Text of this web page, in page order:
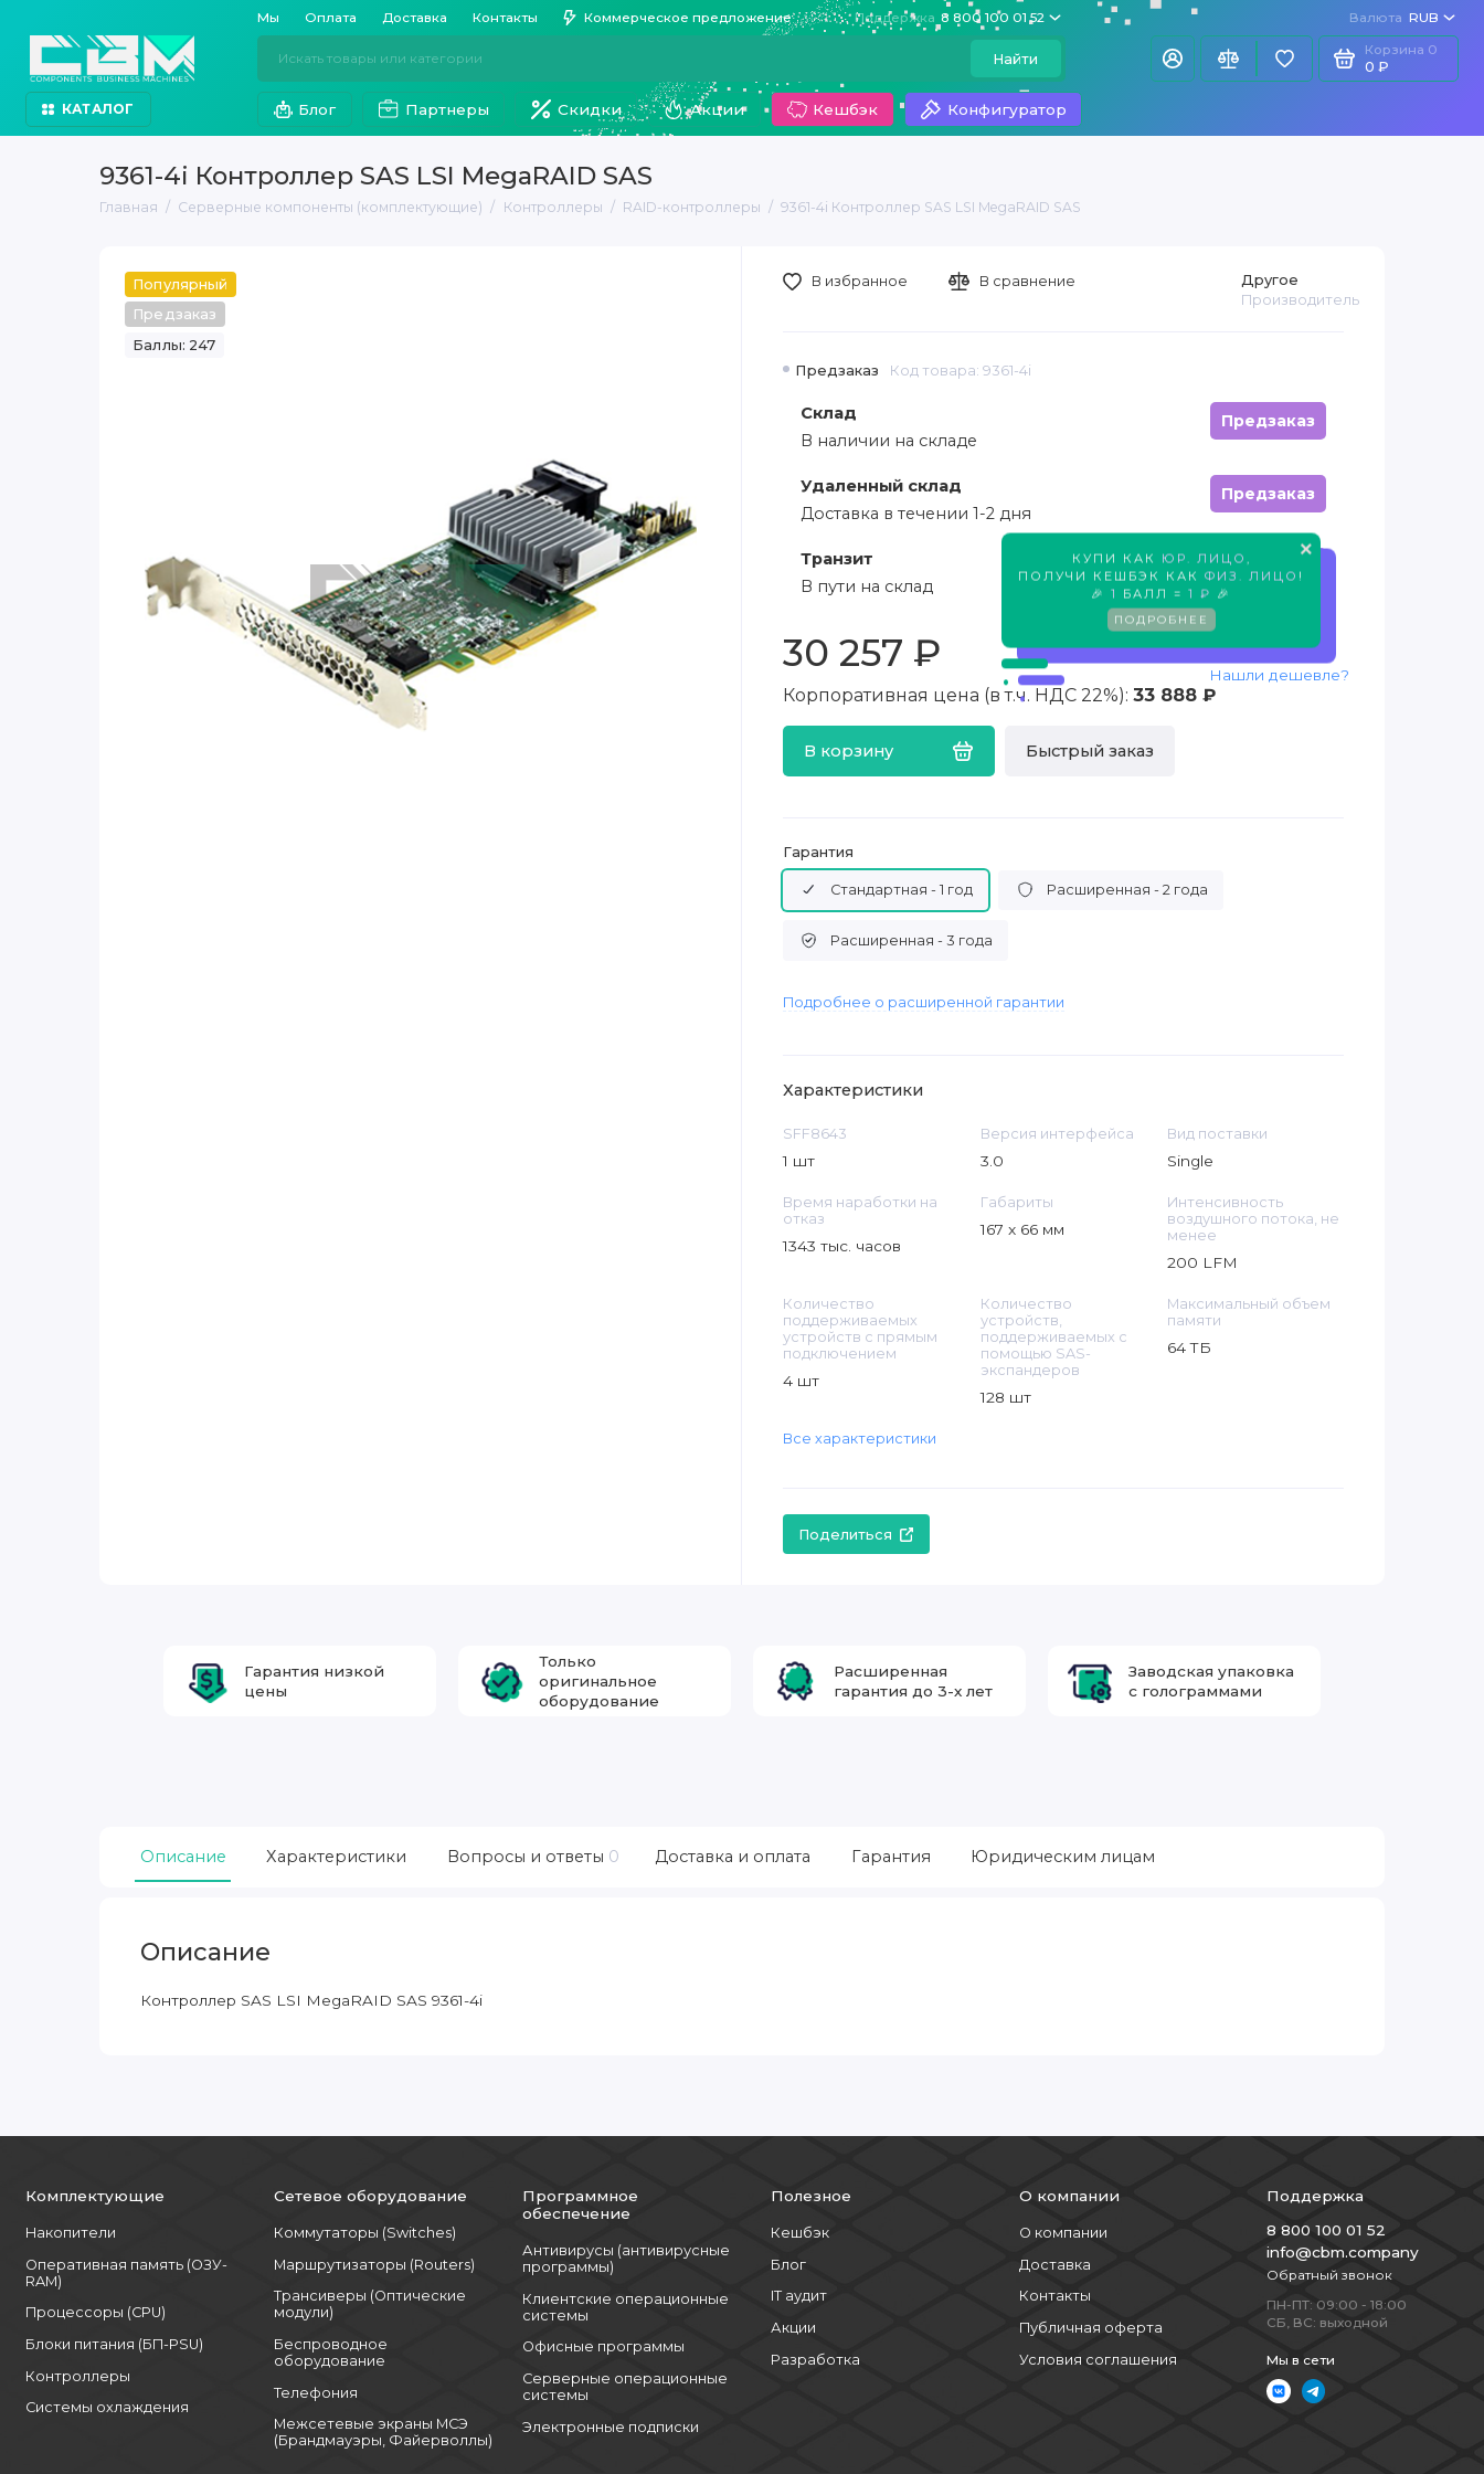
Мы Оплата Доставка Контакты Коммерческое предложение Поддержка 8 800 100 01 52 Валюта RUB
Найти
Корзина 0
0 ₽
КАТАЛОГ Блог Партнеры Скидки Акции Кешбэк Конфигуратор
9361-4i Контроллер SAS LSI MegaRAID SAS
Главная Серверные компоненты (комплектующие) Контроллеры RAID-контроллеры 9361-4i Контроллер SAS LSI MegaRAID SAS
Популярный
Предзаказ
Баллы: 247
×
КУПИ КАК ЮР. ЛИЦО
ПОЛУЧИ КЕШБЭК КАК ФИЗ. ЛИЦО !
🎉 1 БАЛЛ = 1 ₽ 🎉
ПОДРОБНЕЕ
Предзаказ Код товара: 9361-4i
Другое
Производитель
Склад
Предзаказ
В наличии на складе
Удаленный склад
Предзаказ
Доставка в течении 1-2 дня
Транзит
Предзаказ
В пути на склад
30 257 ₽
Корпоративная цена (в т.ч. НДС 22%): 33 888 ₽
В корзину Быстрый заказ
Нашли дешевле?
В избранное В сравнение
Гарантия
Стандартная - 1 год Расширенная - 2 года
Расширенная - 3 года
Подробнее о расширенной гарантии
Характеристики
SFF8643
1 шт
Версия интерфейса
3.0
Вид поставки
Single
Время наработки на
отказ
1343 тыс. часов
Габариты
167 x 66 мм
Интенсивность
воздушного потока, не
менее
200 LFM
Количество
поддерживаемых
устройств с прямым
подключением
4 шт
Количество
устройств,
поддерживаемых с
помощью SAS-
экспандеров
128 шт
Максимальный объем
памяти
64 ТБ
Все характеристики
Поделиться
Гарантия низкой
цены
Только
оригинальное
оборудование
Расширенная
гарантия до 3-х лет
Заводская упаковка
с голограммами
Описание Характеристики Вопросы и ответы 0 Доставка и оплата Гарантия Юридическим лицам
Описание
Контроллер SAS LSI MegaRAID SAS 9361-4i
Комплектующие
Накопители
Оперативная память (ОЗУ-
RAM)
Процессоры (CPU)
Блоки питания (БП-PSU)
Контроллеры
Системы охлаждения
Сетевое оборудование
Коммутаторы (Switches)
Маршрутизаторы (Routers)
Трансиверы (Оптические
модули)
Беспроводное
оборудование
Телефония
Межсетевые экраны МСЭ
(Брандмауэры, Файерволлы)
Программное
обеспечение
Антивирусы (антивирусные
программы)
Клиентские операционные
системы
Офисные программы
Серверные операционные
системы
Электронные подписки
Полезное
Кешбэк
Блог
IT аудит
Акции
Разработка
О компании
О компании
Доставка
Контакты
Публичная оферта
Условия соглашения
Поддержка
8 800 100 01 52
info@cbm.company
Обратный звонок
ПН-ПТ: 09:00 - 18:00
СБ, ВС: выходной
Мы в сети